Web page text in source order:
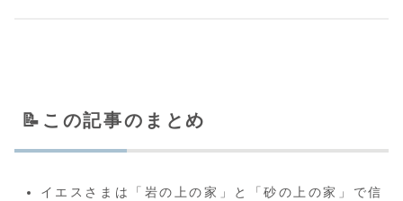
📝この記事のまとめ
イエスさまは「岩の上の家」と「砂の上の家」で信